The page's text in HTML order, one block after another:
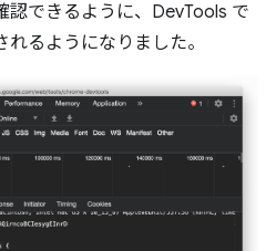
認できるように、DevTools で
るようになりました。